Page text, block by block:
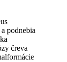
podnebia
čreva